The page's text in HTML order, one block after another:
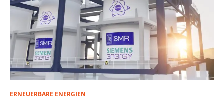
ERNEUERBARE ENERGIEN